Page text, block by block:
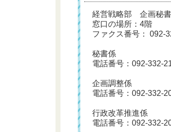
経営戦略部 企画秘
窓口の場所：4階
ファクス番号： 092-
秘書係
電話番号： 092-332-
企画調整係
電話番号： 092-332-
行政改革推進係
電話番号： 092-332-